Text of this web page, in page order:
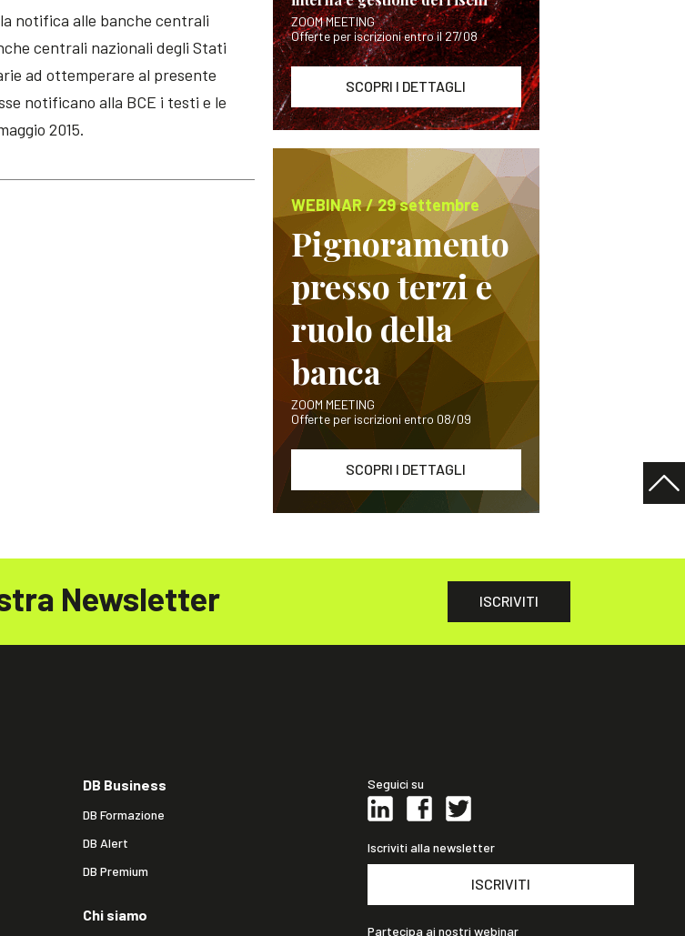
notifica alle banche centrali
centrali nazionali degli Stati
ad ottemperare al presente
notificano alla BCE i testi e le
2015.
ZOOM MEETING
Offerte per iscrizioni entro il 27/08
SCOPRI I DETTAGLI
WEBINAR / 29 settembre
Pignoramento
presso terzi e
ruolo della
banca
ZOOM MEETING
Offerte per iscrizioni entro 08/09
SCOPRI I DETTAGLI
Newsletter ISCRIVITI
DB Business
DB Formazione
DB Alert
DB Premium
Chi siamo
Seguici su
Iscriviti alla newsletter
ISCRIVITI
Partecipa ai nostri webinar